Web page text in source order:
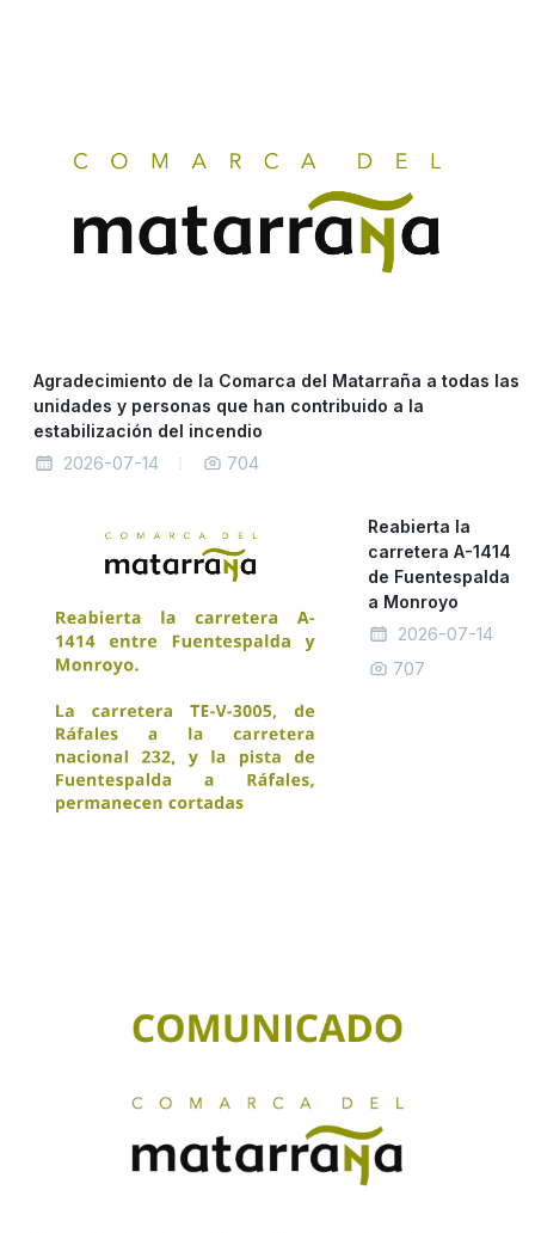
Agradecimiento de la Comarca del Matarraña a todas las
unidades y personas que han contribuido a la
estabilización del incendio
2026-07-14
704
Reabierta la
carretera A-1414
de Fuentespalda
a Monroyo
2026-07-14
707